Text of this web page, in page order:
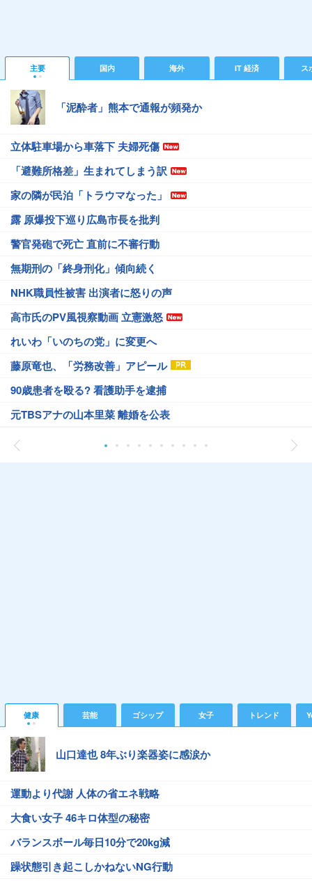
主要 国内 海外 IT 経済 ス
「泥酔者」熊本で通報が頻発か
立体駐車場から車落下 夫婦死傷
「避難所格差」生まれてしまう訳
家の隣が民泊「トラウマなった」
露 原爆投下巡り広島市長を批判
警官発砲で死亡 直前に不審行動
無期刑の「終身刑化」傾向続く
NHK職員性被害 出演者に怒りの声
高市氏のPV風視察動画 立憲激怒
れいわ「いのちの党」に変更へ
藤原竜也、「労務改善」アピール
90歳患者を殴る? 看護助手を逮捕
元TBSアナの山本里菜 離婚を公表
健康 芸能 ゴシップ 女子 トレンド
山口達也 8年ぶり楽器姿に感涙か
運動より代謝 人体の省エネ戦略
大食い女子 46キロ体型の秘密
バランスボール毎日10分で20kg減
躁状態引き起こしかねないNG行動